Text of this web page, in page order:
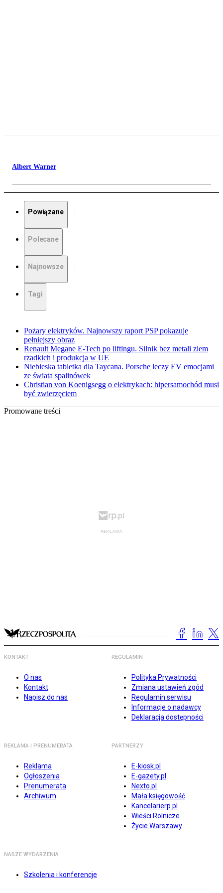
Albert Warner
Powiązane
Polecane
Najnowsze
Tagi
Pożary elektryków. Najnowszy raport PSP pokazuje
pełniejszy obraz
Renault Megane E-Tech po liftingu. Silnik bez metali ziem
rzadkich i produkcja w UE
Niebieska tabletka dla Taycana. Porsche leczy EV emocjami
ze świata spalinówek
Christian von Koenigsegg o elektrykach: hipersamochód musi
być zwierzęciem
Promowane treści
KONTAKT
O nas
Kontakt
Napisz do nas
REGULAMIN
Polityka Prywatności
Zmiana ustawień zgód
Regulamin serwisu
Informacje o nadawcy
Deklaracja dostępności
REKLAMA I PRENUMERATA
Reklama
Ogłoszenia
Prenumerata
Archiwum
PARTNERZY
E-kiosk.pl
E-gazety.pl
Nexto.pl
Mała księgowość
Kancelarierp.pl
Wieści Rolnicze
Życie Warszawy
NASZE WYDARZENIA
Szkolenia i konferencje